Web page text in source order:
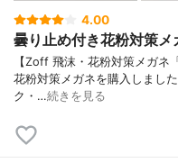
4.00
曇り止め付き花粉対策
【Zoff 飛沫・花粉対策メガ
花粉対策メガネを購入しまし
ク・…続きを見る